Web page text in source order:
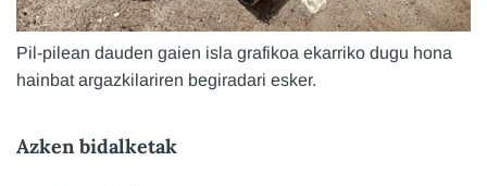
Pil-pilean dauden gaien isla grafikoa ekarriko dugu hona
hainbat argazkilariren begiradari esker.
Azken bidalketak